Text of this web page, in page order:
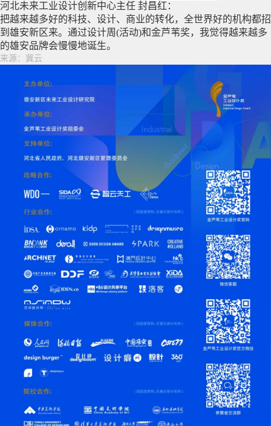
河北未来工业设计创新中心主任 封昌红：
把越来越多好的科技、设计、商业的转化，全世界好的机构都招
到雄安新区来。通过设计周(活动)和金芦苇奖，我觉得越来越多
的雄安品牌会慢慢地诞生。
来源：冀云